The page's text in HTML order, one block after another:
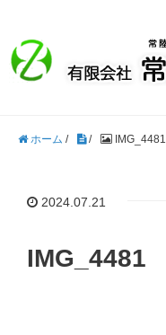
ホーム / / IMG_4481
2024.07.21
IMG_4481